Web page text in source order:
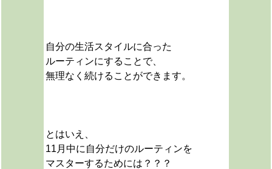
自分の生活スタイルに合った
ルーティンにすることで、
無理なく続けることができます。
とはいえ、
11月中に自分だけのルーティンを
マスターするためには？？？